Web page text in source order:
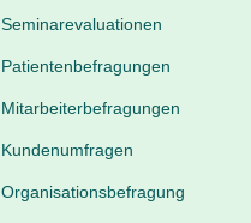
Seminarevaluationen
Patientenbefragungen
Mitarbeiterbefragungen
Kundenumfragen
Organisationsbefragung